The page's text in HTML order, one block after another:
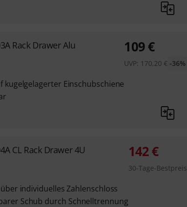
Rack Drawer Alu
kugelgelagerter Einschubschiene
109€
UVP: 170,20 € -36%
CL Rack Drawer 4U
individuelles Zahlenschloss
Schub durch Schnelltrennung
142€
30-Tage-Bestpreis